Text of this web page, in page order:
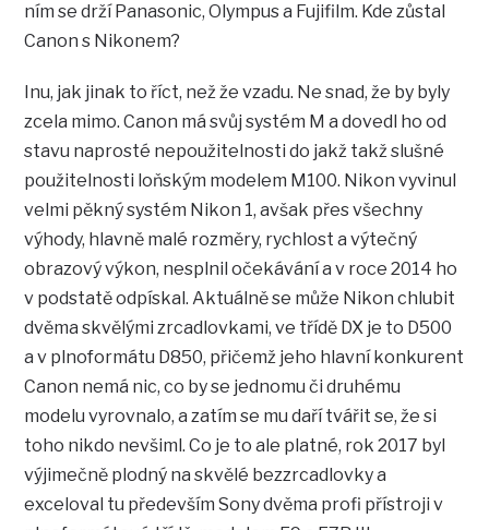
ním se drží Panasonic, Olympus a Fujifilm. Kde zůstal
Canon s Nikonem?
Inu, jak jinak to říct, než že vzadu. Ne snad, že by byly
zcela mimo. Canon má svůj systém M a dovedl ho od
stavu naprosté nepoužitelnosti do jakž takž slušné
použitelnosti loňským modelem M100. Nikon vyvinul
velmi pěkný systém Nikon 1, avšak přes všechny
výhody, hlavně malé rozměry, rychlost a výtečný
obrazový výkon, nesplnil očekávání a v roce 2014 ho
v podstatě odpískal. Aktuálně se může Nikon chlubit
dvěma skvělými zrcadlovkami, ve třídě DX je to D500
a v plnoformátu D850, přičemž jeho hlavní konkurent
Canon nemá nic, co by se jednomu či druhému
modelu vyrovnalo, a zatím se mu daří tvářit se, že si
toho nikdo nevšiml. Co je to ale platné, rok 2017 byl
výjimečně plodný na skvělé bezzrcadlovky a
exceloval tu především Sony dvěma profi přístroji v